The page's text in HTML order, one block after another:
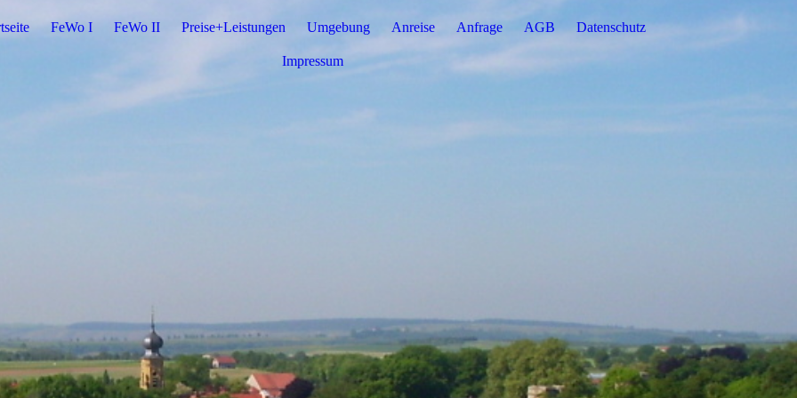
FeWo I FeWo II Preise+Leistungen Umgebung Anreise Anfrage AGB Datenschutz
Impressum